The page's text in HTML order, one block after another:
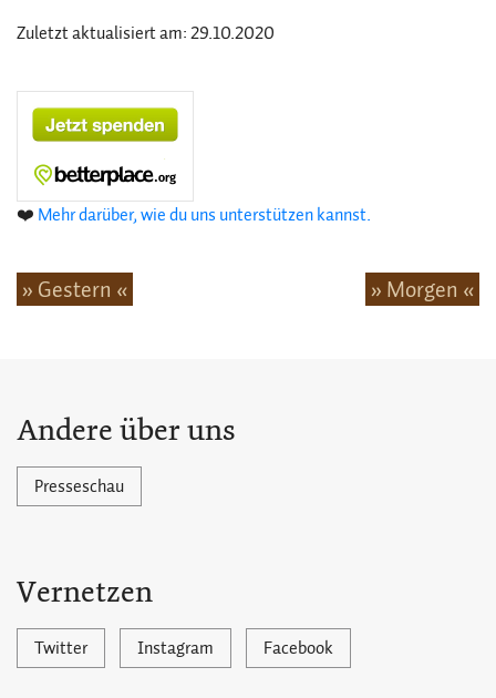
Zuletzt aktualisiert am: 29.10.2020
❤️ Mehr darüber, wie du uns unterstützen kannst.
» Gestern « » Morgen «
Andere über uns
Presseschau
Vernetzen
Twitter Instagram Facebook